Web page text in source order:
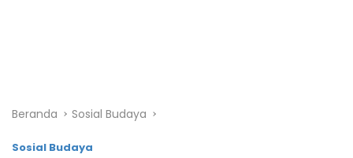
Beranda Sosial Budaya
Sosial Budaya